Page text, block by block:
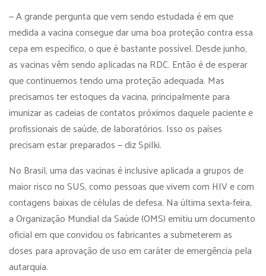
— A grande pergunta que vem sendo estudada é em que
medida a vacina consegue dar uma boa proteção contra essa
cepa em específico, o que é bastante possível. Desde junho,
as vacinas vêm sendo aplicadas na RDC. Então é de esperar
que continuemos tendo uma proteção adequada. Mas
precisamos ter estoques da vacina, principalmente para
imunizar as cadeias de contatos próximos daquele paciente e
profissionais de saúde, de laboratórios. Isso os países
precisam estar preparados — diz Spilki.
No Brasil, uma das vacinas é inclusive aplicada a grupos de
maior risco no SUS, como pessoas que vivem com HIV e com
contagens baixas de células de defesa. Na última sexta-feira,
a Organização Mundial da Saúde (OMS) emitiu um documento
oficial em que convidou os fabricantes a submeterem as
doses para aprovação de uso em caráter de emergência pela
autarquia.